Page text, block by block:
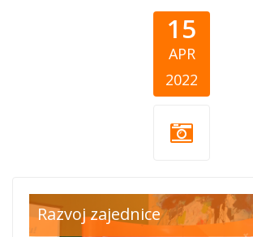
15
APR
2022
cover-15-
Razvoj zajednice